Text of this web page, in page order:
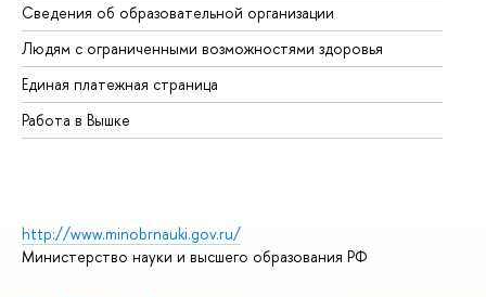
Сведения об образовательной организации
Людям с ограниченными возможностями здоровья
Единая платежная страница
Работа в Вышке
http://www.minobrnauki.gov.ru/
Министерство науки и высшего образования РФ